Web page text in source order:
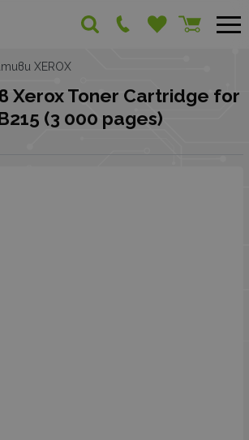
XEROX
Xerox Toner Cartridge for
(3 000 pages)